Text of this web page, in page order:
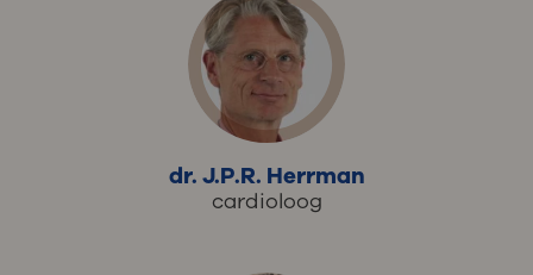
dr. J.P.R. Herrman
cardioloog